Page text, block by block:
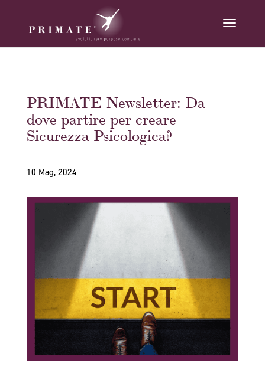
PRIMATE Newsletter: Da
dove partire per creare
Sicurezza Psicologica?
10 Mag, 2024